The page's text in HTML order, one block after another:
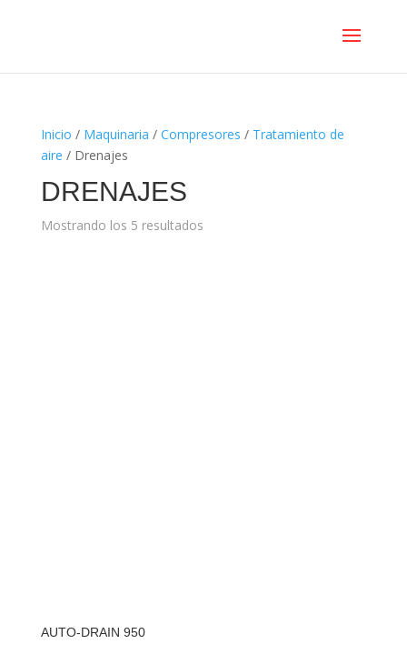
Inicio / Maquinaria / Compresores / Tratamiento de
aire / Drenajes
DRENAJES
Mostrando los 5 resultados
AUTO-DRAIN 950